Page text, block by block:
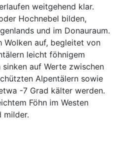
weitgehend klar.
Hochnebel bilden,
und im Donauraum.
Wolken auf, begleitet von
leicht föhnigem
auf Werte zwischen
Alpentälern sowie
-7 Grad kälter werden.
Föhn im Westen
milder.